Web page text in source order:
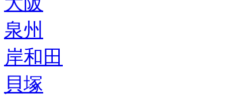
泉州
岸和田
貝塚